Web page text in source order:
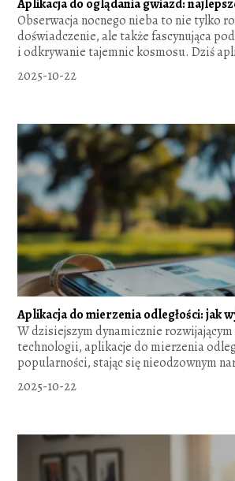
Aplikacja do oglądania gwiazd:
Obserwacja nocnego nieba to nie tylko
doświadczenie, ale także fascynująca
i odkrywanie tajemnic kosmosu. Dziś
2025-10-22
Aplikacja do mierzenia odległości: jak
W dzisiejszym dynamicznie
technologii, aplikacje do mierzenia
popularności, stając się nieodzownym
2025-10-22